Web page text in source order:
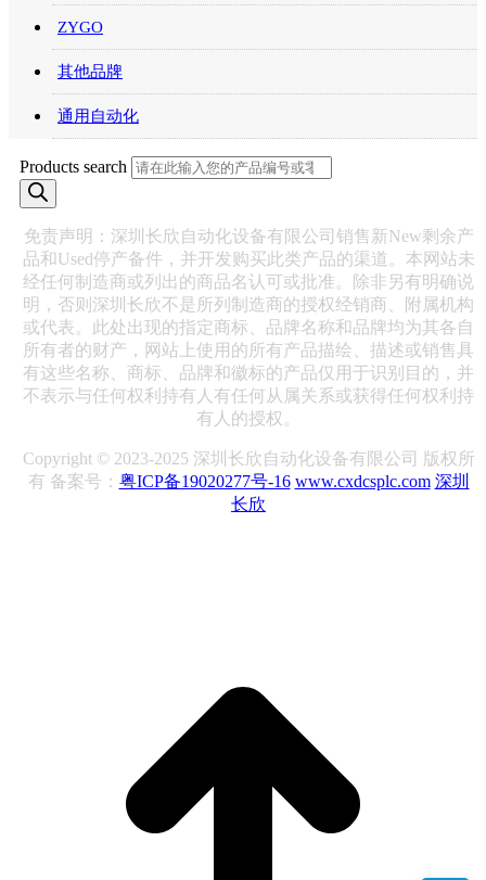
ZYGO
其他品牌
通用自动化
Products search
免责声明：深圳长欣自动化设备有限公司销售新New剩余产
品和Used停产备件，并开发购买此类产品的渠道。本网站未
经任何制造商或列出的商品名认可或批准。除非另有明确说
明，否则深圳长欣不是所列制造商的授权经销商、附属机构
或代表。此处出现的指定商标、品牌名称和品牌均为其各自
所有者的财产，网站上使用的所有产品描绘、描述或销售具
有这些名称、商标、品牌和徽标的产品仅用于识别目的，并
不表示与任何权利持有人有任何从属关系或获得任何权利持
有人的授权。
Copyright © 2023-2025 深圳长欣自动化设备有限公司 版权所
有 备案号： 粤ICP备19020277号-16 www.cxdcsplc.com 深圳
长欣